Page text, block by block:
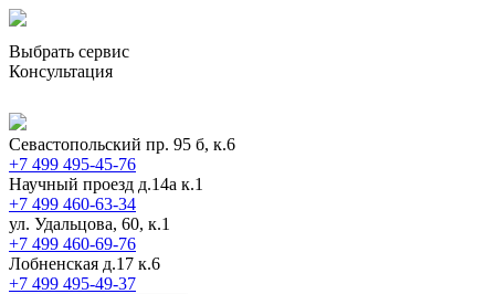
Выбрать сервис
Консультация
Севастопольский пр. 95 б, к.6
+7 499 495-45-76
Научный проезд д.14а к.1
+7 499 460-63-34
ул. Удальцова, 60, к.1
+7 499 460-69-76
Лобненская д.17 к.6
+7 499 495-49-37